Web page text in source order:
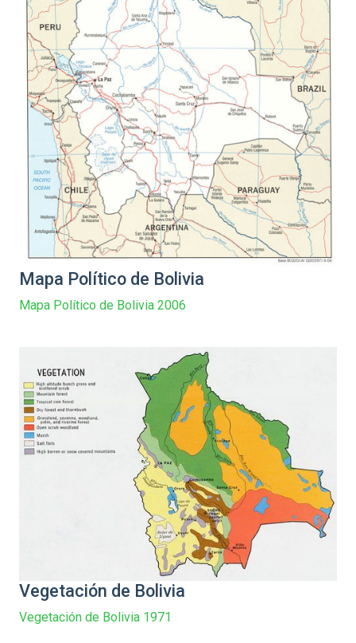
Mapa Político de Bolivia
Mapa Político de Bolivia 2006
Vegetación de Bolivia
Vegetación de Bolivia 1971